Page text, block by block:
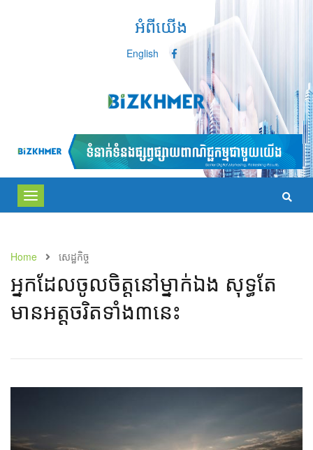
អំពីយើង
English
Toggle
navigation
Home សេដ្ឋកិច្ច
អ្នក​ដែល​ចូលចិត្ត​នៅ​ម្នាក់​ឯង​ សុទ្ធ​តែ​
មាន​អត្តចរិត​ទាំង​៣​នេះ​